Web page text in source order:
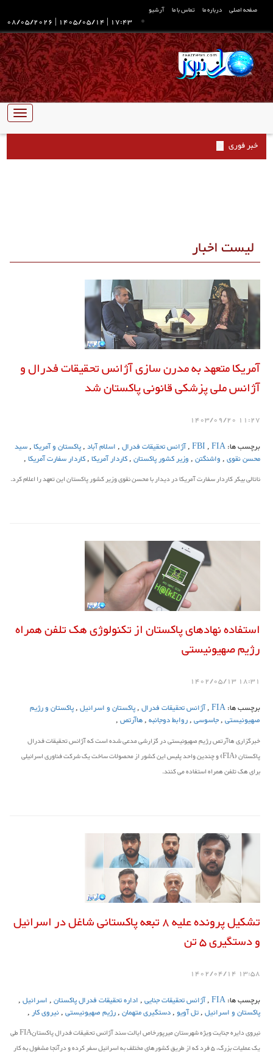
صفحه اصلی درباره ما تماس با ما آرشیو
17:43
|
1405/05/14
|
08/05/2026
تبدیل
ناوبری
خبر فوری
لیست اخبار
آمریکا متعهد به مدرن سازی آژانس تحقیقات فدرال و
آژانس ملی پزشکی قانونی پاکستان شد
11:27 1403/09/20
برچسب ها:
FBI,FIA
,آژانس تحقیقات فدرال,اسلام آباد,پاکستان و آمریکا,سید
محسن نقوی,واشنگتن,وزیر کشور پاکستان,کاردار آمریکا,کاردار سفارت آمریکا,
ناتالی بیکر کاردار سفارت آمریکا در دیدار با محسن نقوی وزیر کشور پاکستان این تعهد را اعلام کرد.
استفاده نهادهای پاکستان از تکنولوژی هک تلفن همراه
رژیم صهیونیستی
18:31 1402/05/13
برچسب ها:FIA
,آژانس تحقیقات فدرال,پاکستان و اسرائیل,پاکستان و رژیم
صهیونیستی,جاسوسی,روابط دوجانبه,هاآرتص,
خبرگزاری هاآرتص رژیم صهیونیستی در گزارشی مدعی شده است که آژانس تحقیقات فدرال
پاکستان (FIA) و چندین واحد پلیس این کشور از محصولات ساخت یک شرکت فناوری اسرائیلی
برای هک تلفن همراه استفاده می کنند.
تشکیل پرونده علیه 8 تبعه پاکستانی شاغل در اسرائیل
و دستگیری 5 تن
13:58 1402/04/14
برچسب ها:FIA
,آژانس تحقیقات جنایی,اداره تحقیقات فدرال پاکستان,اسرائیل,
پاکستان و اسرائیل,تل آویو,دستگیری متهمان,رژیم صهیونیستی,نیروی کار,
نیروی دایره جنایت ویژه شهرستان میرپورخاص ایالت سند آژانس تحقیقات فدرال پاکستانFIA طی
یک عملیات بزرگ، 5 فرد که از طریق کشورهای مختلف به اسرائیل سفر کرده و درآنجا مشغول به کار